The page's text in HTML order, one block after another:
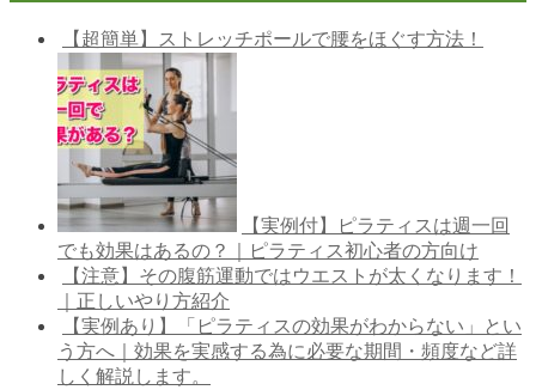
【超簡単】ストレッチポールで腰をほぐす方法！
【実例付】ピラティスは週一回
でも効果はあるの？｜ピラティス初心者の方向け
【注意】その腹筋運動ではウエストが太くなります！
｜正しいやり方紹介
【実例あり】「ピラティスの効果がわからない」とい
う方へ｜効果を実感する為に必要な期間・頻度など詳
しく解説します。